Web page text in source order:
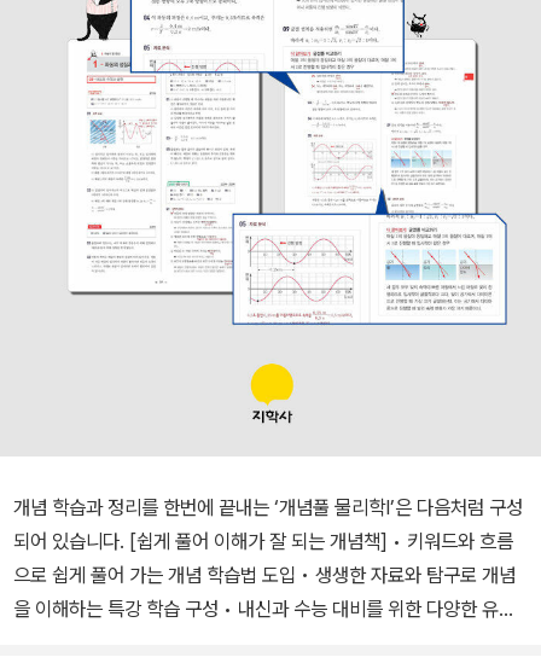
개념 학습과 정리를 한번에 끝내는 ‘개념풀 물리학Ⅰ’은 다음처럼 구성
되어 있습니다. [쉽게 풀어 이해가 잘 되는 개념책] • 키워드와 흐름
으로 쉽게 풀어 가는 개념 학습법 도입 • 생생한 자료와 탐구로 개념
을 이해하는 특강 학습 구성 • 내신과 수능 대비를 위한 다양한 유형